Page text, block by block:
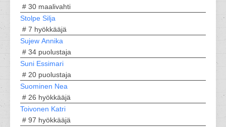
# 30 maalivahti
Stolpe Silja
# 7 hyökkääjä
Sujew Annika
# 34 puolustaja
Suni Essimari
# 20 puolustaja
Suominen Nea
# 26 hyökkääjä
Toivonen Katri
# 97 hyökkääjä